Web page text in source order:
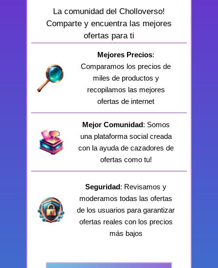
La comunidad del Cholloverso!
Comparte y encuentra las mejores
ofertas para ti
Mejores Precios:
Comparamos los precios de
miles de productos y
recopilamos las mejores
ofertas de internet
Mejor Comunidad: Somos
una plataforma social creada
con la ayuda de cazadores de
ofertas como tu!
Seguridad: Revisamos y
moderamos todas las ofertas
de los usuarios para garantizar
ofertas reales con los precios
más bajos